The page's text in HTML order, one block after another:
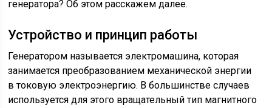
генератора? Об этом расскажем далее.
Устройство и принцип работы
Генератором называется электромашина, которая
занимается преобразованием механической энергии
в токовую электроэнергию. В большинстве случаев
используется для этого вращательный тип магнитного